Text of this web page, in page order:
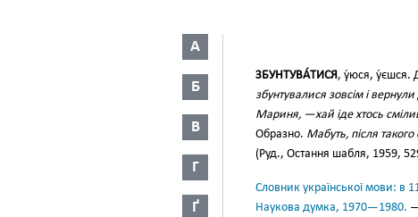
А
Б
В
Г
Ґ
ЗБУНТУВА́ТИСЯ, у́юся, у́єшся.
збунтувалися зовсім і
Мариня, —хай іде хтось
Образно. Мабуть, після
(Руд., Остання шабля, 1959,
Словник української мови: в
Наукова думка, 1970—1980.